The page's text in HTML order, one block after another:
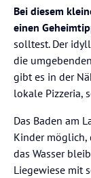
Bei diesem
einen
solltest. Der
die
gibt es in der
lokale Pizzeria,
Das Baden am
Kinder möglich,
das Wasser
Liegewiese mit